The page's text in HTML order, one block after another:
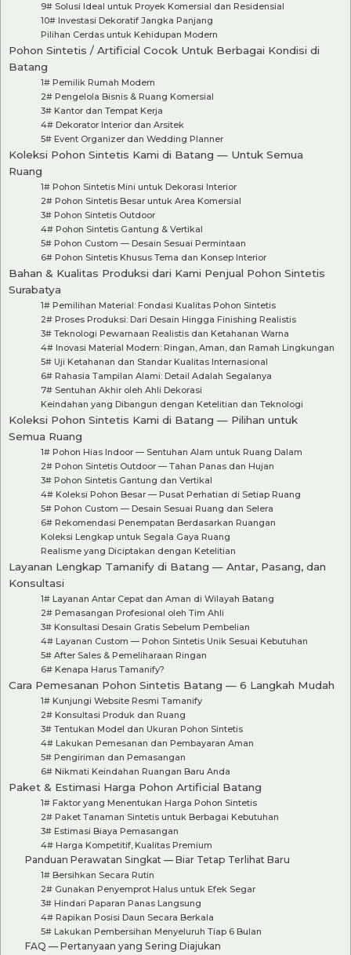
9# Solusi Ideal untuk Proyek Komersial dan Residensial
10# Investasi Dekoratif Jangka Panjang
Pilihan Cerdas untuk Kehidupan Modern
Pohon Sintetis / Artificial Cocok Untuk Berbagai Kondisi di
Batang
1# Pemilik Rumah Modern
2# Pengelola Bisnis & Ruang Komersial
3# Kantor dan Tempat Kerja
4# Dekorator Interior dan Arsitek
5# Event Organizer dan Wedding Planner
Koleksi Pohon Sintetis Kami di Batang — Untuk Semua
Ruang
1# Pohon Sintetis Mini untuk Dekorasi Interior
2# Pohon Sintetis Besar untuk Area Komersial
3# Pohon Sintetis Outdoor
4# Pohon Sintetis Gantung & Vertikal
5# Pohon Custom — Desain Sesuai Permintaan
6# Pohon Sintetis Khusus Tema dan Konsep Interior
Bahan & Kualitas Produksi dari Kami Penjual Pohon Sintetis
Surabatya
1# Pemilihan Material: Fondasi Kualitas Pohon Sintetis
2# Proses Produksi: Dari Desain Hingga Finishing Realistis
3# Teknologi Pewarnaan Realistis dan Ketahanan Warna
4# Inovasi Material Modern: Ringan, Aman, dan Ramah Lingkungan
5# Uji Ketahanan dan Standar Kualitas Internasional
6# Rahasia Tampilan Alami: Detail Adalah Segalanya
7# Sentuhan Akhir oleh Ahli Dekorasi
Keindahan yang Dibangun dengan Ketelitian dan Teknologi
Koleksi Pohon Sintetis Kami di Batang — Pilihan untuk
Semua Ruang
1# Pohon Hias Indoor — Sentuhan Alam untuk Ruang Dalam
2# Pohon Sintetis Outdoor — Tahan Panas dan Hujan
3# Pohon Sintetis Gantung dan Vertikal
4# Koleksi Pohon Besar — Pusat Perhatian di Setiap Ruang
5# Pohon Custom — Desain Sesuai Ruang dan Selera
6# Rekomendasi Penempatan Berdasarkan Ruangan
Koleksi Lengkap untuk Segala Gaya Ruang
Realisme yang Diciptakan dengan Ketelitian
Layanan Lengkap Tamanify di Batang — Antar, Pasang, dan
Konsultasi
1# Layanan Antar Cepat dan Aman di Wilayah Batang
2# Pemasangan Profesional oleh Tim Ahli
3# Konsultasi Desain Gratis Sebelum Pembelian
4# Layanan Custom — Pohon Sintetis Unik Sesuai Kebutuhan
5# After Sales & Pemeliharaan Ringan
6# Kenapa Harus Tamanify?
Cara Pemesanan Pohon Sintetis Batang — 6 Langkah Mudah
1# Kunjungi Website Resmi Tamanify
2# Konsultasi Produk dan Ruang
3# Tentukan Model dan Ukuran Pohon Sintetis
4# Lakukan Pemesanan dan Pembayaran Aman
5# Pengiriman dan Pemasangan
6# Nikmati Keindahan Ruangan Baru Anda
Paket & Estimasi Harga Pohon Artificial Batang
1# Faktor yang Menentukan Harga Pohon Sintetis
2# Paket Tanaman Sintetis untuk Berbagai Kebutuhan
3# Estimasi Biaya Pemasangan
4# Harga Kompetitif, Kualitas Premium
Panduan Perawatan Singkat — Biar Tetap Terlihat Baru
1# Bersihkan Secara Rutin
2# Gunakan Penyemprot Halus untuk Efek Segar
3# Hindari Paparan Panas Langsung
4# Rapikan Posisi Daun Secara Berkala
5# Lakukan Pembersihan Menyeluruh Tiap 6 Bulan
FAQ — Pertanyaan yang Sering Diajukan